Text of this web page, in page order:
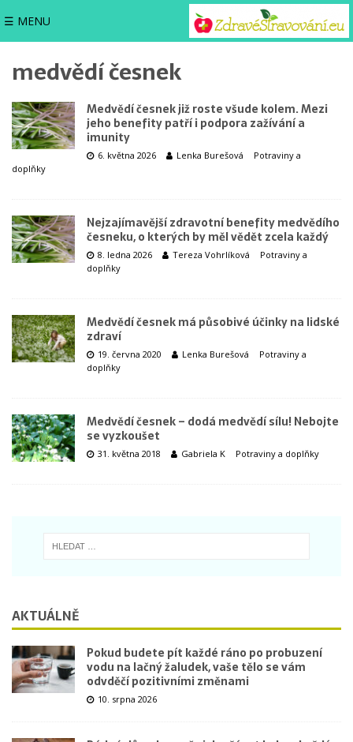
☰ MENU
medvědí česnek
Medvědí česnek již roste všude kolem. Mezi
jeho benefity patří i podpora zažívání a
imunity
6. května 2026 Lenka Burešová
Potraviny a
doplňky
Nejzajímavější zdravotní benefity medvědího
česneku, o kterých by měl vědět zcela každý
8. ledna 2026 Tereza Vohrlíková
Potraviny a
doplňky
Medvědí česnek má působivé účinky na lidské
zdraví
19. června 2020 Lenka Burešová
Potraviny a
doplňky
Medvědí česnek – dodá medvědí sílu! Nebojte
se vyzkoušet
31. května 2018 Gabriela K Potraviny a doplňky
AKTUÁLNĚ
Pokud budete pít každé ráno po probuzení
vodu na lačný žaludek, vaše tělo se vám
odvděčí pozitivními změnami
10. srpna 2026